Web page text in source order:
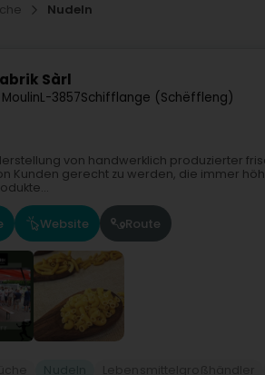
Nudeln
Sàrl
L-3857Schifflange (Schëffleng)
von handwerklich produzierter
Kunden gerecht zu werden, die immer
Website Route